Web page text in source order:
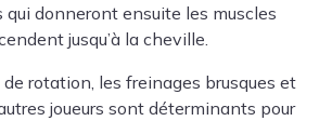
donneront ensuite les muscles
jusqu’à la cheville.
rotation, les freinages brusques et
joueurs sont déterminants pour